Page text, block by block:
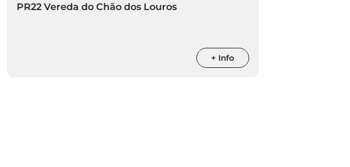
PR22 Vereda do Chão dos Louros
+ Info